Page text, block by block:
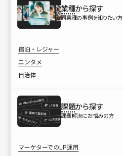
業種から探す
同業種の事例を知りたい方
宿泊・レジャー
エンタメ
自治体
課題から探す
課題解決にお悩みの方
マーケターでのLP運用